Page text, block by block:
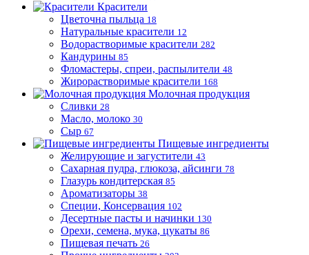
Красители
Цветочна пыльца 18
Натуральные красители 12
Водорастворимые красители 282
Кандурины 85
Фломастеры, спреи, распылители 48
Жирорастворимые красители 168
Молочная продукция
Сливки 28
Масло, молоко 30
Сыр 67
Пищевые ингредиенты
Желирующие и загустители 43
Сахарная пудра, глюкоза, айсинги 78
Глазурь кондитерская 85
Ароматизаторы 38
Специи, Консервация 102
Десертные пасты и начинки 130
Орехи, семена, мука, цукаты 86
Пищевая печать 26